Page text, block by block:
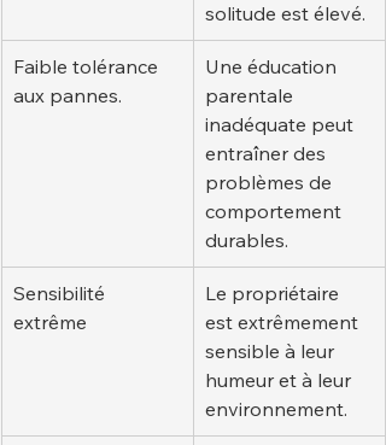
solitude est élevé.
Faible tolérance
aux pannes.
Une éducation
parentale
inadéquate peut
entraîner des
problèmes de
comportement
durables.
Sensibilité
extrême
Le propriétaire
est extrêmement
sensible à leur
humeur et à leur
environnement.